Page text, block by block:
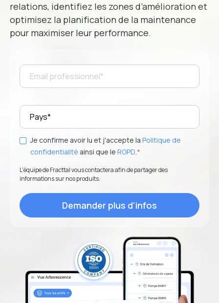
relations, identifiez les zones d’amélioration et
optimisez la planification de la maintenance
pour maximiser leur performance.
Je confirme avoir lu et j'accepte la Politique de
confidentialité ainsi que le RGPD.*
L'équipe de Fracttal vous contactera afin de partager des
informations sur nos produits.
Numéro de téléphone*
Position dans l'entreprise
Industrie
Je souhaite recevoir des invitations à des événements et
moment.
j'accepte la
Politique de confidentialité
RGPD